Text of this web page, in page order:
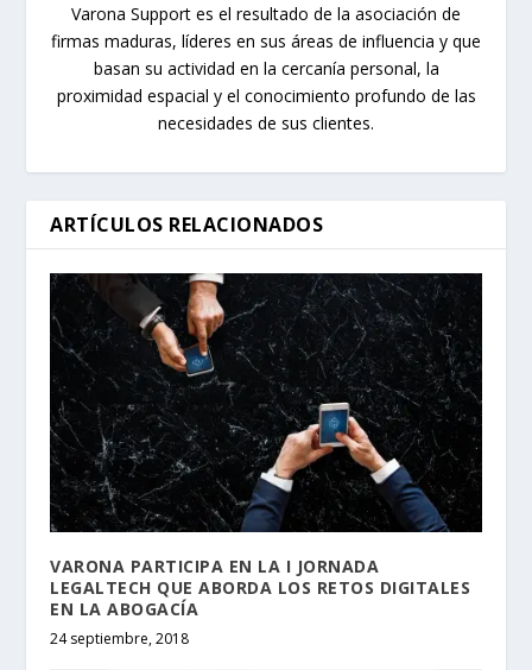
Varona Support es el resultado de la asociación de
firmas maduras, líderes en sus áreas de influencia y que
basan su actividad en la cercanía personal, la
proximidad espacial y el conocimiento profundo de las
necesidades de sus clientes.
ARTÍCULOS RELACIONADOS
VARONA PARTICIPA EN LA I JORNADA
LEGALTECH QUE ABORDA LOS RETOS DIGITALES
EN LA ABOGACÍA
24 septiembre, 2018